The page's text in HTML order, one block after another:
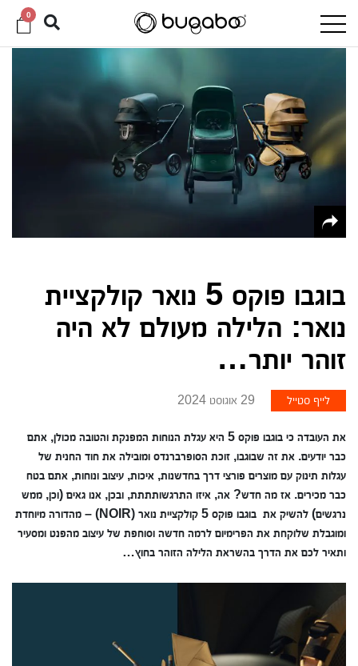
0
בוגבו פוקס 5 נואר קולקציית
נואר: הלילה מעולם לא היה
זוהר יותר…
לייף סטייל 29 אוגוסט 2024
את העובדה כי בוגבו פוקס 5 היא עגלת הנוחות המפנקת והטובה מכולן, אתם
כבר יודעים. את זה שבוגבו, זוכת הסופרברנדס ומובילה את חוד החנית של
עגלות תינוק עם מוצרים פורצי דרך בחדשנות, איכות, עיצוב ונוחות, אתם בטח
כבר מכירים. אז מה חדש? אה, איזו התרגשותתתת, ובכן, אנו גאים (וכן, ממש
נרגשים) להשיק את בוגבו פוקס 5 קולקציית נואר (NOIR)
– מהדורה מיוחדת
ומוגבלת שלוקחת את הפרימיום לרמה חדשה וסוחפת של עיצוב מהפנט ומסעיר
ותאיר לכם את הדרך בהשראת הלילה הזוהר בחוץ…